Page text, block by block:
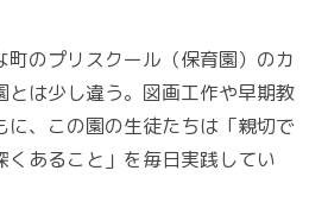
町のプリスクール（保育園）のカ
とは少し違う。図画工作や早期教
に、この園の生徒たちは「親切で
くあること」を毎日実践してい